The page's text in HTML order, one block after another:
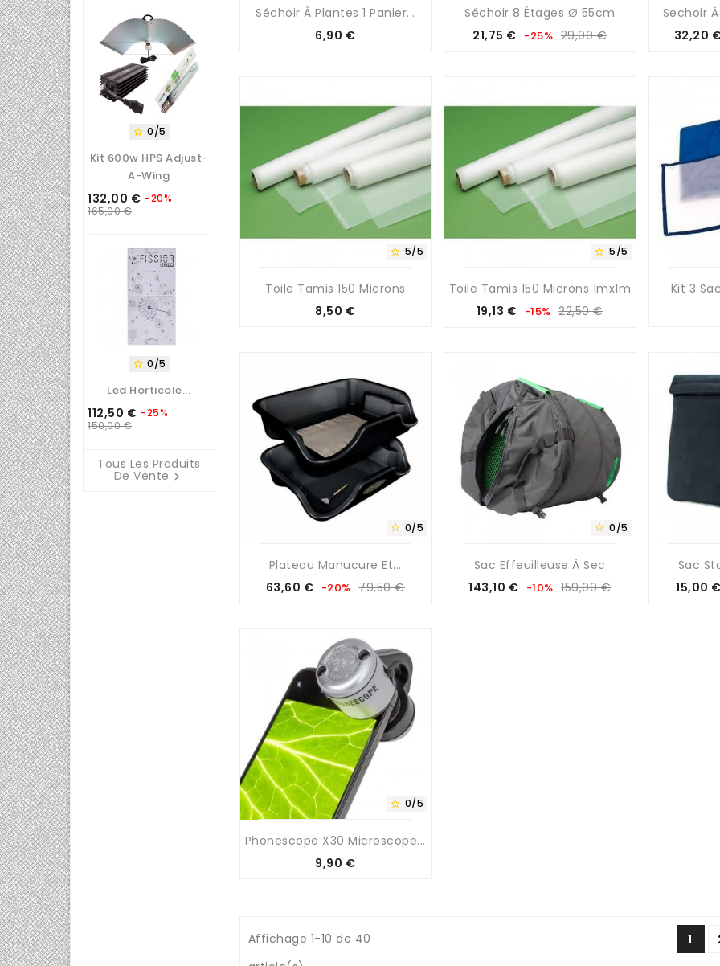
 0/5
Kit 600w HPS Adjust-
A-Wing
Prix
132,00 € -20%
165,00 €
 0/5
Led Horticole...
Prix
112,50 € -25%
150,00 €
Tous Les Produits
De Vente 
Séchoir À Plantes 1 Panier...
Prix
6,90 €
Séchoir 8 Étages Ø 55cm
Prix
21,75 € Prix
-25% 29,00 €
Sechoir
32,20
 5/5
Toile Tamis 150 Microns
Prix
8,50 €
 5/5
Toile Tamis 150 Microns 1mx1m
Prix
19,13 € Prix
-15% 22,50 €
Kit 3
 0/5
Plateau Manucure Et...
Prix
63,60 € Prix
-20% 79,50 €
 0/5
Sac Effeuilleuse À Sec
Prix
143,10 € Prix
-10% 159,00 €
Sac
15,00 €
 0/5
Phonescope X30 Microscope...
Prix
9,90 €
Affichage 1-10 de 40
1